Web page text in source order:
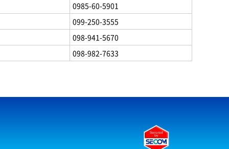
0985-60-5901
099-250-3555
098-941-5670
098-982-7633